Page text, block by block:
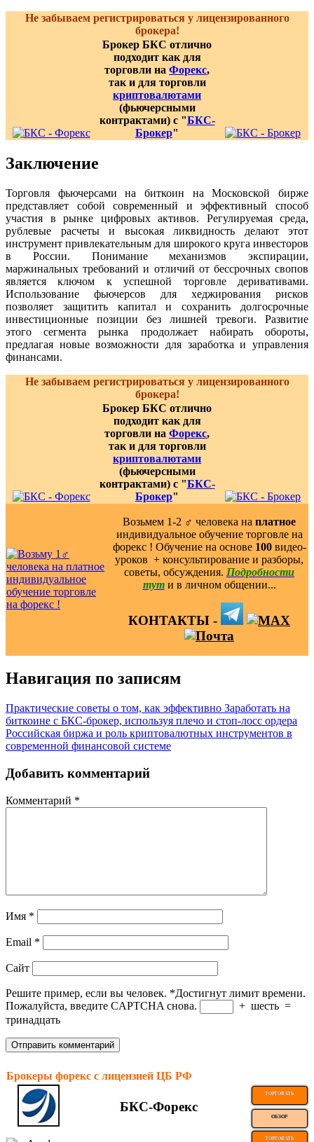
Не забываем регистрироваться у лицензированного
брокера!
Брокер БКС отлично
подходит как для
торговли на Форекс,
так и для торговли
криптовалютами
(фьючерсными
контрактами) с "БКС-
Брокер"
Заключение
Торговля фьючерсами на биткоин на Московской бирже
представляет собой современный и эффективный способ
участия в рынке цифровых активов. Регулируемая среда,
рублевые расчеты и высокая ликвидность делают этот
инструмент привлекательным для широкого круга инвесторов
в России. Понимание механизмов экспирации,
маржинальных требований и отличий от бессрочных свопов
является ключом к успешной торговле деривативами.
Использование фьючерсов для хеджирования рисков
позволяет защитить капитал и сохранить долгосрочные
инвестиционные позиции без лишней тревоги. Развитие
этого сегмента рынка продолжает набирать обороты,
предлагая новые возможности для заработка и управления
финансами.
Не забываем регистрироваться у лицензированного
брокера!
Брокер БКС отлично
подходит как для
торговли на Форекс,
так и для торговли
криптовалютами
(фьючерсными
контрактами) с "БКС-
Брокер"
Возьмем 1-2 ‍♂️ человека на платное
индивидуальное обучение торговле на
форекс ! Обучение на основе 100видео-
уроков ️ + консультирование и разборы,
советы, обсуждения. Подробности
тут и в личном общении...
КОНТАКТЫ -
Навигация по записям
Практические советы о том, как эффективно Заработать на
биткоине с БКС-брокер, используя плечо и стоп-лосс ордера
Российская биржа и роль криптовалютных инструментов в
современной финансовой системе
Добавить комментарий
Комментарий *
Имя *
Email *
Сайт
Решите пример, если вы человек. *Достигнут лимит времени.
Пожалуйста, введите CAPTCHA снова.
+ шесть =
тринадцать
Брокеры форекс с лицензией ЦБ РФ
БКС-Форекс
ТОРГОВАТЬ
ОБЗОР
ТОРГОВАТЬ